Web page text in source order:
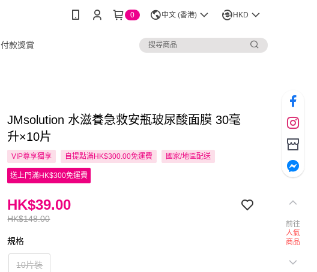
0 中文 (香港) HKD
付款獎賞
JMsolution 水滋養急救安瓶玻尿酸面膜 30毫
升×10片
VIP尊享獨享 自提點滿HK$300.00免運費 國家/地區配送
送上門滿HK$300免運費
HK$148.00
HK$39.00
規格
10片裝
前往
人氣
商品